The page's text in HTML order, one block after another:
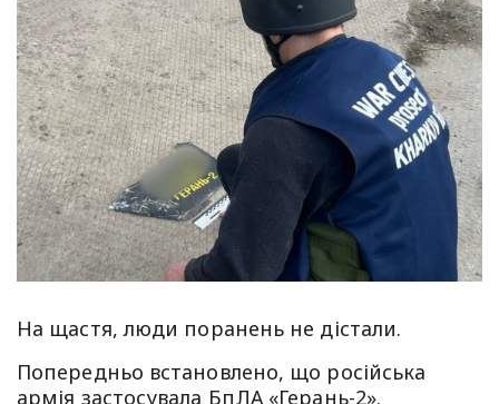
На щастя, люди поранень не дістали.
Попередньо встановлено, що російська
армія застосувала БпЛА «Герань-2».